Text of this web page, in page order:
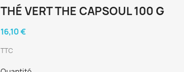
THÉ VERT THE CAPSOUL 100 G
16,10 €
TTC